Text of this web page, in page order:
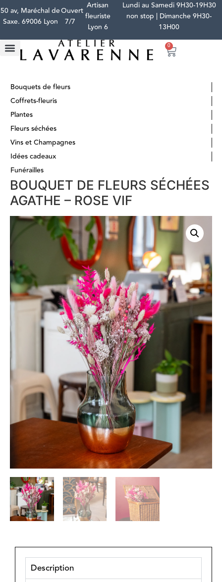
50 av, Maréchal de
Saxe. 69006 Lyon
Ouvert
7/7
Artisan
fleuriste
Lyon 6
Lundi au Samedi 9H30-19H30
non stop | Dimanche 9H30-
13H00
0
Bouquets de fleurs
Coffrets-fleuris
Plantes
Fleurs séchées
Vins et Champagnes
Idées cadeaux
Funérailles
BOUQUET DE FLEURS SÉCHÉES
AGATHE – ROSE VIF
Description